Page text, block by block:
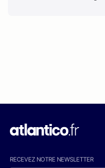
RECEVEZ NOTRE NEWSLETTER